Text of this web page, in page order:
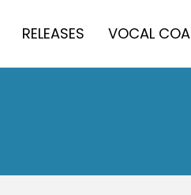
RELEASES VOCAL